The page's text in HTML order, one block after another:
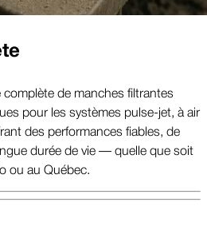
de manches filtrantes
pour les systèmes pulse-jet, à air
des performances fiables, de
durée de vie — quelle que soit
ou au Québec.